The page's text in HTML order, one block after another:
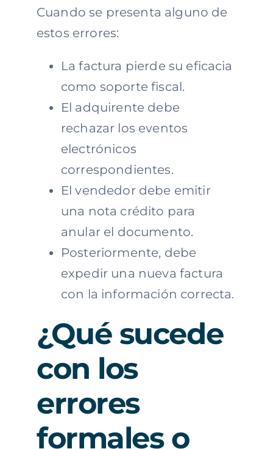
Cuando se presenta alguno de
estos errores:
La factura pierde su eficacia
como soporte fiscal.
El adquirente debe
rechazar los eventos
electrónicos
correspondientes.
El vendedor debe emitir
una nota crédito para
anular el documento.
Posteriormente, debe
expedir una nueva factura
con la información correcta.
¿Qué sucede
con los
errores
formales o